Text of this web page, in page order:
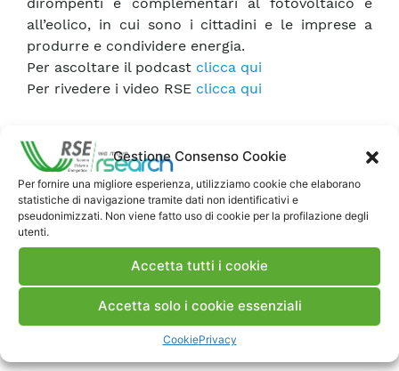
Gestione Consenso Cookie
Per fornire una migliore esperienza, utilizziamo cookie che elaborano
statistiche di navigazione tramite dati non identificativi e
pseudonimizzati. Non viene fatto uso di cookie per la profilazione degli
utenti.
Accetta tutti i cookie
Accetta solo i cookie essenziali
CookiePrivacy
dirompenti e complementari al fotovoltaico e
all’eolico, in cui sono i cittadini e le imprese a
produrre e condividere energia.
Per ascoltare il podcast clicca qui
Per rivedere i video RSE clicca qui
Contatti
Note Legali